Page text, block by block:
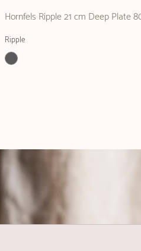
Hornfels Ripple 21 cm Deep Plate
Ripple